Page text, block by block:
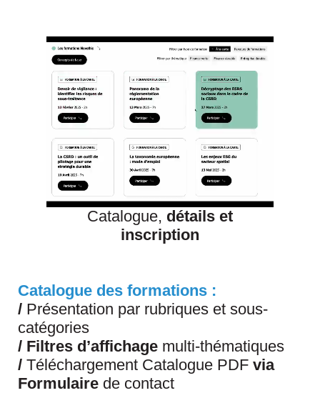
Catalogue, détails et
inscription
Catalogue des formations :
/ Présentation par rubriques et sous-
catégories
/ Filtres d’affichage multi-thématiques
/ Téléchargement Catalogue PDF via
Formulaire de contact